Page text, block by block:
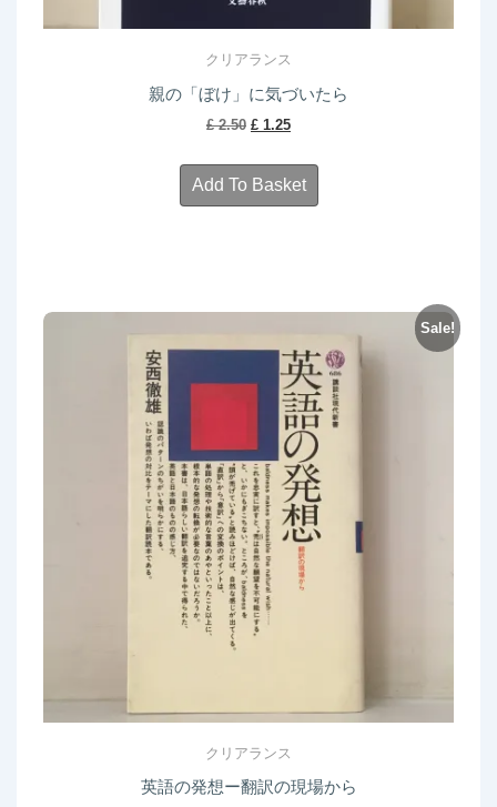
クリアランス
親の「ぼけ」に気づいたら
£2.50 Original
was:
£ 2.50.
£ 1.25Current
is:
£ 1.25.
Add To Basket
Sale!
クリアランス
英語の発想ー翻訳の現場から